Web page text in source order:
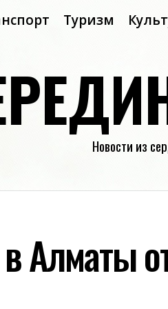
Туризм
Новости из
Алматы